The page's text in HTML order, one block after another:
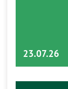
23.07.26